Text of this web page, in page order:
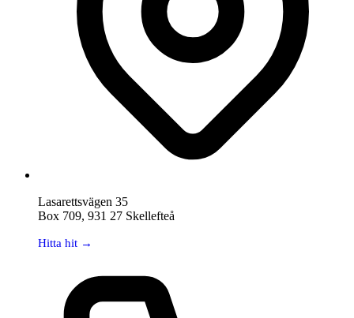
Lasarettsvägen 35
Box 709, 931 27 Skellefteå
Hitta hit →